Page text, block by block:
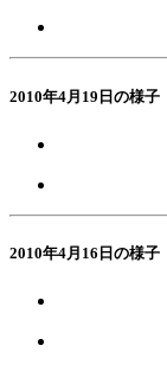
2010年4月19日の様子
2010年4月16日の様子